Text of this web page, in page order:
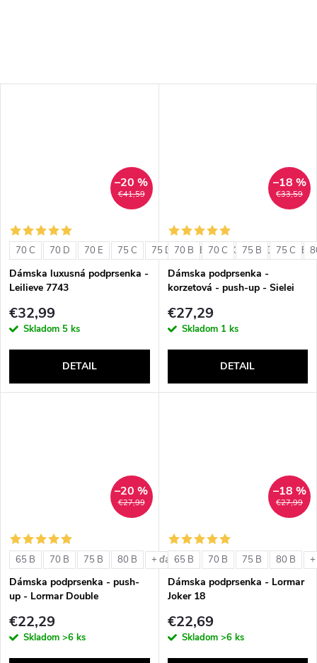
€41,59
–20 %
70 C 70 D 70 E 75 C 75 D 75 E 80 C 80 D 80 E
Dámska luxusná podprsenka -
Leilieve 7743
€32,99
Skladom 5 ks
DETAIL
€33,59
–18 %
70 B 70 C 75 B 75 C
Dámska podprsenka -
korzetová - push-up - Sielei
€27,29
Skladom 1 ks
DETAIL
€27,99
–20 %
65 B 70 B 75 B 80 B + ďalšie
Dámska podprsenka - push-
up - Lormar Double
€22,29
Skladom >6 ks
€27,99
–18 %
65 B 70 B 75 B 80 B
Dámska podprsenka - Lormar
Joker 18
€22,69
Skladom >6 ks